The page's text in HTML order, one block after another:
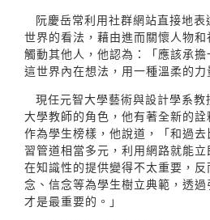
阮慶岳常利用社群網站直接地
世界的看法，藉由進而關懷人物
觸動其他人，他認為：「應該承
這世界內在想法，用一種溫柔的力
現任元智大學藝術與設計學系
大學教師的角色，他有著全新的詮
作為學生榜樣，他說道，「和過
習管道相當多元，利用網路就能
在知識性的提供變得不太重要，
念、信念等為學生樹立典範，透
才是最重要的。」